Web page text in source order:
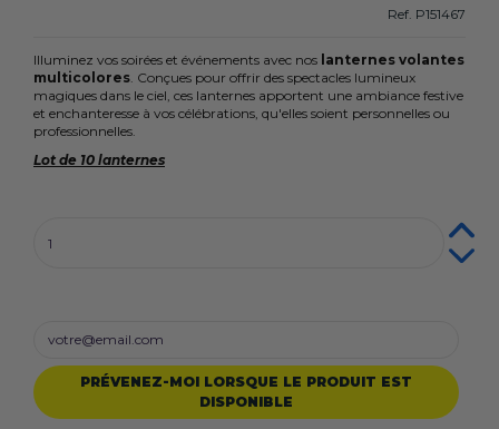
Ref. P151467
Illuminez vos soirées et événements avec nos lanternes volantes
multicolores. Conçues pour offrir des spectacles lumineux
magiques dans le ciel, ces lanternes apportent une ambiance festive
et enchanteresse à vos célébrations, qu'elles soient personnelles ou
professionnelles.
Lot de 10 lanternes
PRÉVENEZ-MOI LORSQUE LE PRODUIT EST
DISPONIBLE